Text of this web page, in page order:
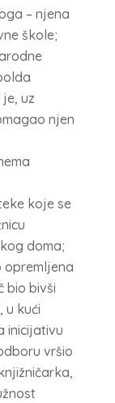
– njena
škole;
uz
njen
koje se
doma;
opremljena
bio bivši
u kući
inicijativu
vršio